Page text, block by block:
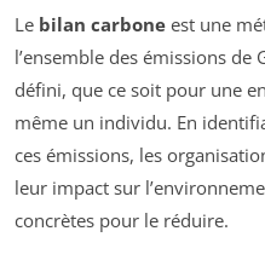
Le bilan carbone est une
l’ensemble des émissions de
défini, que ce soit pour une
même un individu. En
ces émissions, les
leur impact sur
concrètes pour le réduire.